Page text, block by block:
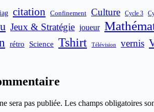
citation Confinement Culture Cycle 3
Jeux & Stratégie joueur
rétro Science Tshirt Télévision vernis
sera pas publiée. Les champs obligatoires